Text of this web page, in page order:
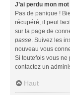
J’ai perdu mon
Pas de panique !
récupéré, il peut
sur la page de
passe . Suivez les
nouveau vous
Si toutefois vous ne
contactez un
Haut